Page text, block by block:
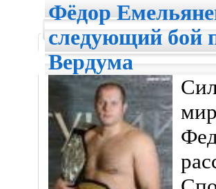
Фёдор
следующий бой
Вердума